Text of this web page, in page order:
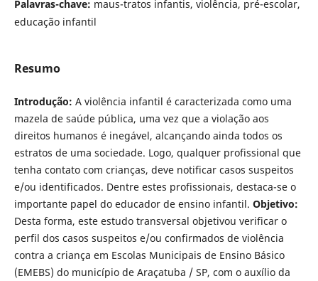
Palavras-chave: maus-tratos infantis, violência, pré-escolar,
educação infantil
Resumo
Introdução: A violência infantil é caracterizada como uma
mazela de saúde pública, uma vez que a violação aos
direitos humanos é inegável, alcançando ainda todos os
estratos de uma sociedade. Logo, qualquer profissional que
tenha contato com crianças, deve notificar casos suspeitos
e/ou identificados. Dentre estes profissionais, destaca-se o
importante papel do educador de ensino infantil. Objetivo:
Desta forma, este estudo transversal objetivou verificar o
perfil dos casos suspeitos e/ou confirmados de violência
contra a criança em Escolas Municipais de Ensino Básico
(EMEBS) do município de Araçatuba / SP, com o auxílio da